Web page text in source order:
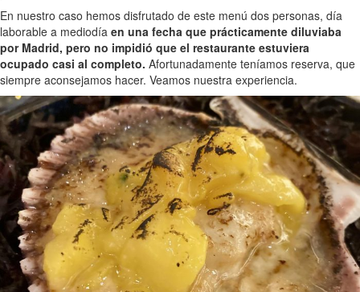
En nuestro caso hemos disfrutado de este menú dos personas, día
laborable a mediodía en una fecha que prácticamente diluviaba
por Madrid, pero no impidió que el restaurante estuviera
ocupado casi al completo. Afortunadamente teníamos reserva, que
siempre aconsejamos hacer. Veamos nuestra experiencia.